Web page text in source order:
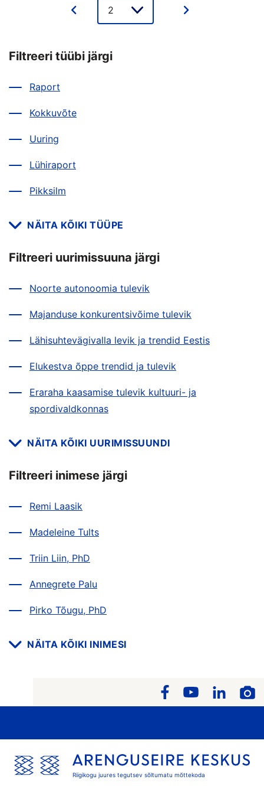
valik
Filtreeri tüübi järgi
Raport
Kokkuvõte
Uuring
Lühiraport
Pikksilm
NÄITA KÕIKI TÜÜPE
Filtreeri uurimissuuna järgi
Noorte autonoomia tulevik
Majanduse konkurentsivõime tulevik
Lähisuhtevägivalla levik ja trendid Eestis
Elukestva õppe trendid ja tulevik
Eraraha kaasamise tulevik kultuuri- ja
spordivaldkonnas
NÄITA KÕIKI UURIMISSUUNDI
Filtreeri inimese järgi
Remi Laasik
Madeleine Tults
Triin Liin, PhD
Annegrete Palu
Pirko Tõugu, PhD
NÄITA KÕIKI INIMESI
Riigikogu juures tegutsev sõltumatu mõttekoda